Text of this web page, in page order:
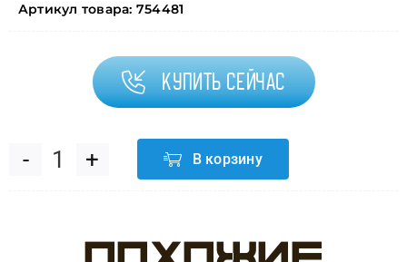
Артикул товара: 754481
Купить сейчас
Количество
В корзину